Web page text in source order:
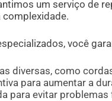
um serviço de
complexidade.
você
diversas, como
para aumentar a
para evitar problemas